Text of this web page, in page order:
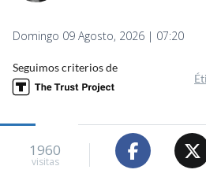
Domingo 09 Agosto, 2026 | 07:20
Seguimos criterios de
1960
visitas